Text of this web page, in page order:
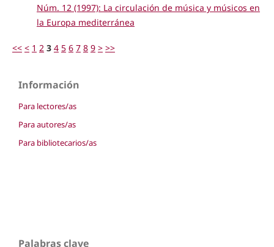
Núm. 12 (1997): La circulación de música y músicos en
la Europa mediterránea
<< < 1 2 3 4 5 6 7 8 9 > >>
Información
Para lectores/as
Para autores/as
Para bibliotecarios/as
Palabras clave